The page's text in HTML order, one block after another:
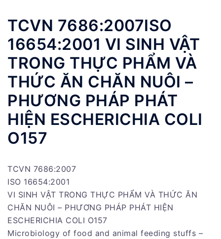
TCVN 7686:2007ISO
16654:2001 VI SINH VẬT
TRONG THỰC PHẨM VÀ
THỨC ĂN CHĂN NUÔI –
PHƯƠNG PHÁP PHÁT
HIỆN ESCHERICHIA COLI
O157
TCVN 7686:2007
ISO 16654:2001
VI SINH VẬT TRONG THỰC PHẨM VÀ THỨC ĂN
CHĂN NUÔI – PHƯƠNG PHÁP PHÁT HIỆN
ESCHERICHIA COLI O157
Microbiology of food and animal feeding stuffs –